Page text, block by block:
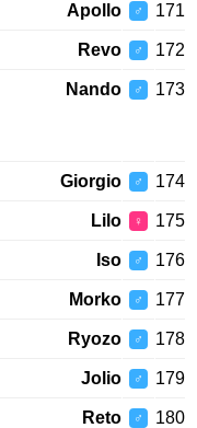
♂
Apollo
♂
Revo
♂
Nando
♂
Giorgio
♀
Lilo
♂
Iso
♂
Morko
♂
Ryozo
♂
Jolio
♂
Reto